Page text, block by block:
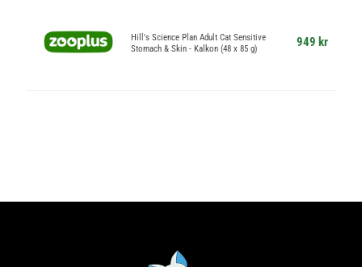
Hill's Science Plan Adult Cat Sensitive
Stomach & Skin - Kalkon (48 x 85 g)
949 kr